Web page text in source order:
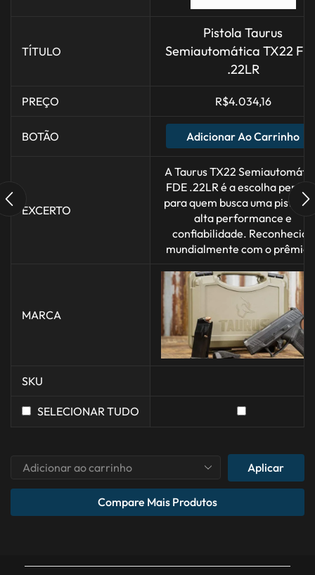
TÍTULO
Pistola Taurus
Semiautomática TX22
.22LR
PREÇO R$4.034,16
BOTÃO Adicionar Ao Carrinho
EXCERTO
A Taurus TX22
FDE .22LR é a escolha
para quem busca uma pistola
alta performance e
confiabilidade. Reconhecida
mundialmente com o
MARCA
SKU
SELECIONAR TUDO
Aplicar
Compare Mais Produtos